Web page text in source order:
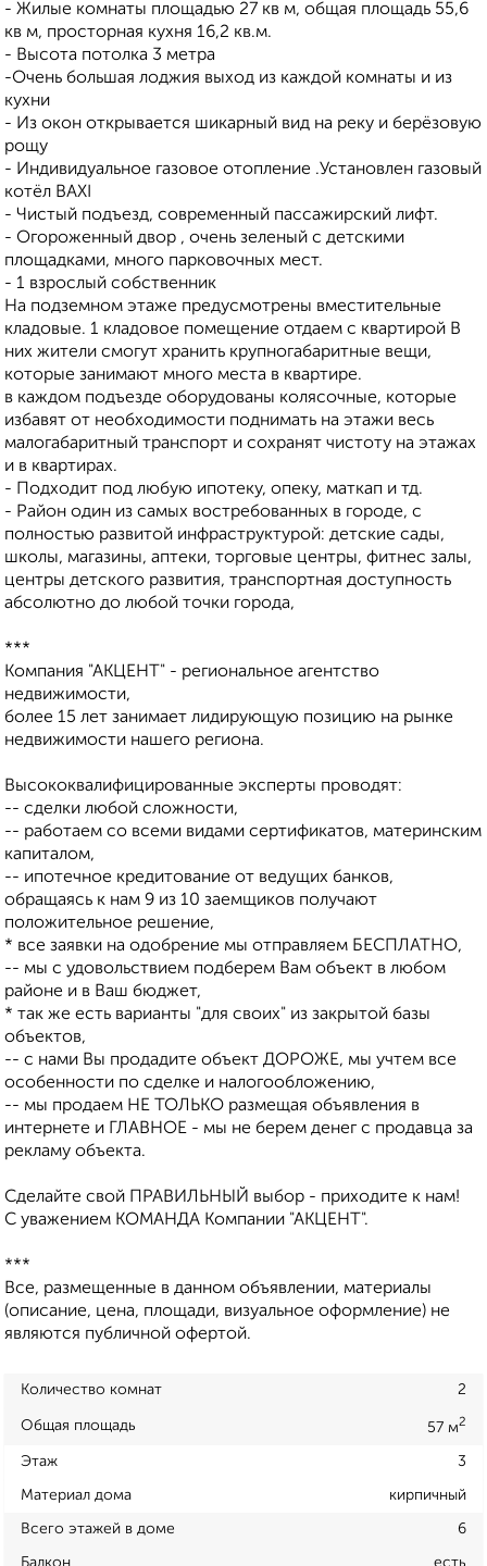
- Жилые комнаты площадью 27 кв м, общая площадь 55,6
кв м, просторная кухня 16,2 кв.м.
- Высота потолка 3 метра
-Очень большая лоджия выход из каждой комнаты и из
кухни
- Из окон открывается шикарный вид на реку и берёзовую
рощу
- Индивидуальное газовое отопление .Установлен газовый
котёл BAXI
- Чистый подъезд, современный пассажирский лифт.
- Огороженный двор , очень зеленый с детскими
площадками, много парковочных мест.
- 1 взрослый собственник
На подземном этаже предусмотрены вместительные
кладовые. 1 кладовое помещение отдаем с квартирой В
них жители смогут хранить крупногабаритные вещи,
которые занимают много места в квартире.
в каждом подъезде оборудованы колясочные, которые
избавят от необходимости поднимать на этажи весь
малогабаритный транспорт и сохранят чистоту на этажах
и в квартирах.
- Подходит под любую ипотеку, опеку, маткап и тд.
- Район один из самых востребованных в городе, с
полностью развитой инфраструктурой: детские сады,
школы, магазины, аптеки, торговые центры, фитнес залы,
центры детского развития, транспортная доступность
абсолютно до любой точки города,
***
Компания "АКЦЕНТ" - региональное агентство
недвижимости,
более 15 лет занимает лидирующую позицию на рынке
недвижимости нашего региона.
Высококвалифицированные эксперты проводят:
-- сделки любой сложности,
-- работаем со всеми видами сертификатов, материнским
капиталом,
-- ипотечное кредитование от ведущих банков,
обращаясь к нам 9 из 10 заемщиков получают
положительное решение,
* все заявки на одобрение мы отправляем БЕСПЛАТНО,
-- мы с удовольствием подберем Вам объект в любом
районе и в Ваш бюджет,
* так же есть варианты "для своих" из закрытой базы
объектов,
-- с нами Вы продадите объект ДОРОЖЕ, мы учтем все
особенности по сделке и налогообложению,
-- мы продаем НЕ ТОЛЬКО размещая объявления в
интернете и ГЛАВНОЕ - мы не берем денег с продавца за
рекламу объекта.
Сделайте свой ПРАВИЛЬНЫЙ выбор - приходите к нам!
С уважением КОМАНДА Компании "АКЦЕНТ".
***
Все, размещенные в данном объявлении, материалы
(описание, цена, площади, визуальное оформление) не
являются публичной офертой.
Количество комнат 2
Общая площадь 57 м2
Этаж 3
Материал дома кирпичный
Всего этажей в доме 6
Балкон есть